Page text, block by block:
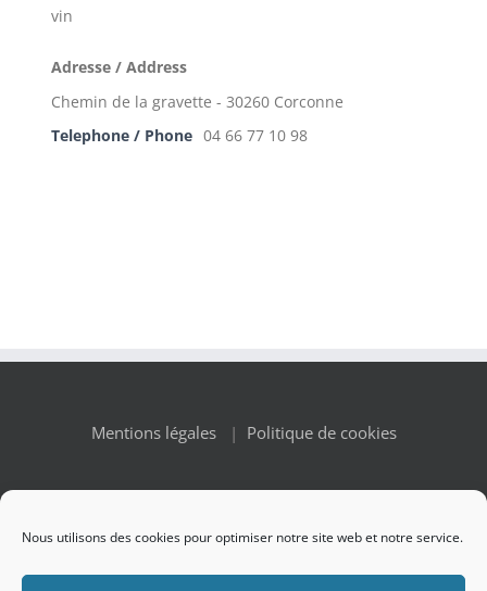
Nous utilisons des cookies pour optimiser notre site web et notre service.
vin
Adresse / Address
Chemin de la gravette - 30260 Corconne
Telephone / Phone 04 66 77 10 98
Mentions légales| Politique de cookies